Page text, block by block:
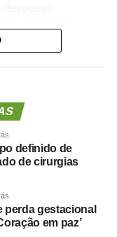
pagamento de
(PLP)
Derrite (PP-
em julho
definido de
de cirurgias
perda gestacional
em paz’